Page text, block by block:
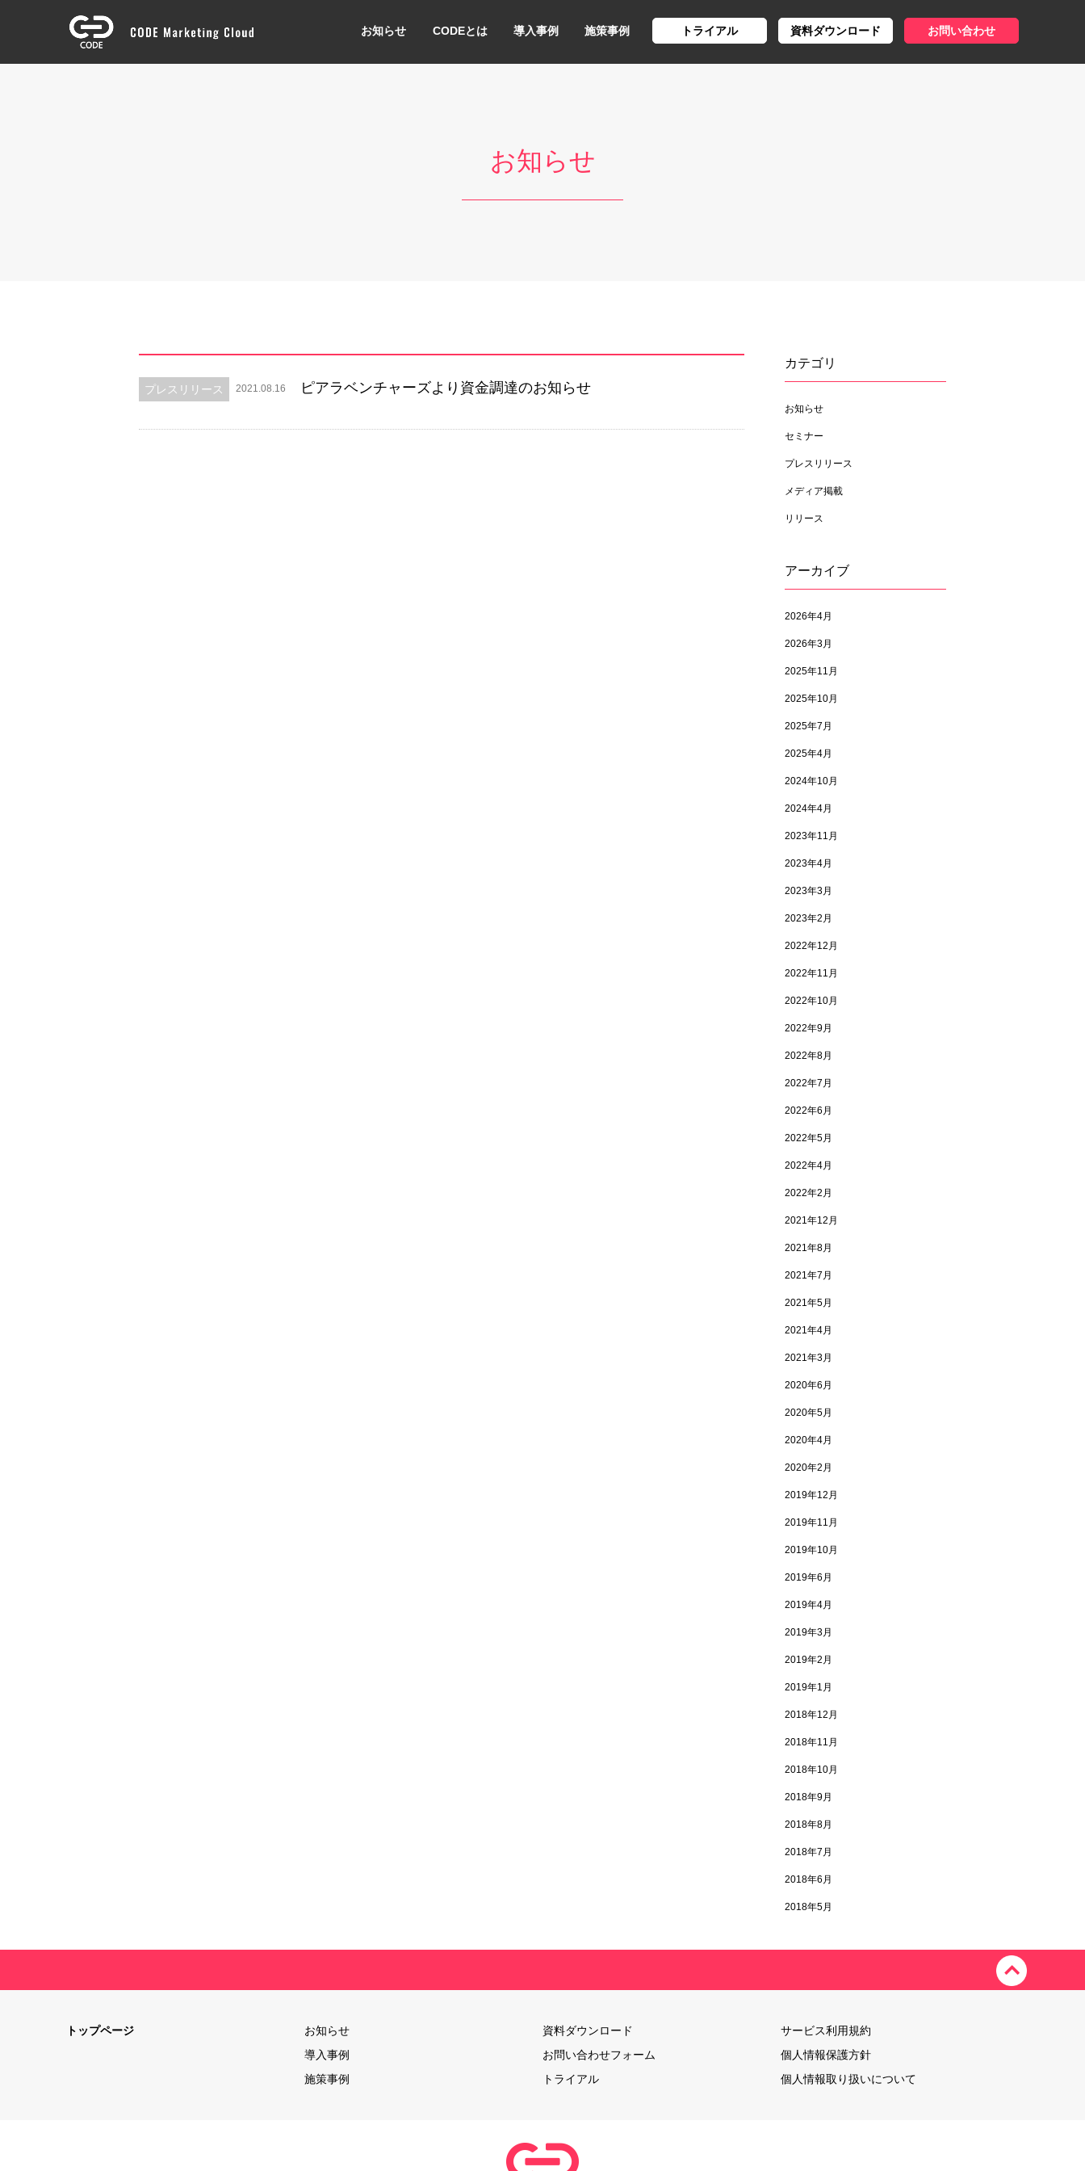
お知らせ CODEとは 導入事例 施策事例 トライアル 資料ダウンロード お問い合わせ
お知らせ
プレスリリース 2021.08.16 ピアラベンチャーズより資金調達のお知らせ
カテゴリ
お知らせ
セミナー
プレスリリース
メディア掲載
リリース
アーカイブ
2026年4月
2026年3月
2025年11月
2025年10月
2025年7月
2025年4月
2024年10月
2024年4月
2023年11月
2023年4月
2023年3月
2023年2月
2022年12月
2022年11月
2022年10月
2022年9月
2022年8月
2022年7月
2022年6月
2022年5月
2022年4月
2022年2月
2021年12月
2021年8月
2021年7月
2021年5月
2021年4月
2021年3月
2020年6月
2020年5月
2020年4月
2020年2月
2019年12月
2019年11月
2019年10月
2019年6月
2019年4月
2019年3月
2019年2月
2019年1月
2018年12月
2018年11月
2018年10月
2018年9月
2018年8月
2018年7月
2018年6月
2018年5月
トップページ
お知らせ
導入事例
施策事例
資料ダウンロード
お問い合わせフォーム
トライアル
サービス利用規約
個人情報保護方針
個人情報取り扱いについて